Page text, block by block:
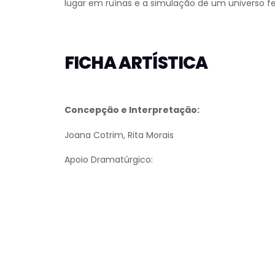
lugar em ruínas e a simulação de um universo
FICHA ARTÍSTICA
Concepção e Interpretação:
Joana Cotrim, Rita Morais
Apoio Dramatúrgico: